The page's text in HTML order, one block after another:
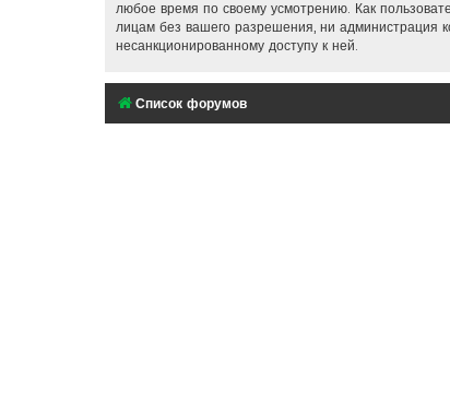
любое время по своему усмотрению. Как
лицам без вашего разрешения, ни администрация
несанкционированному доступу к ней.
Список форумов